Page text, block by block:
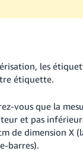
les
étiquette.
vous que la
et pas
de dimension X
barres).